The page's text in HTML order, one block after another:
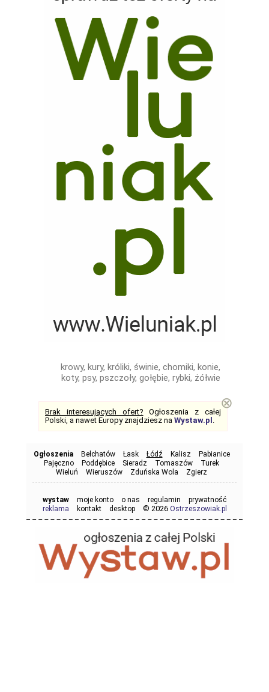
krowy, kury, króliki, świnie, chomiki, konie,
koty, psy, pszczoły, gołębie, rybki, żółwie
Brak interesujących ofert? Ogłoszenia z całej
Polski, a nawet Europy znajdziesz na Wystaw.pl .
⊗
Ogłoszenia Bełchatów Łask Łódź Kalisz
Pabianice
Pajęczno
Poddębice Sieradz Tomaszów
Turek
Wieluń
Wieruszów Zduńska Wola Zgierz
wystaw moje konto o nas regulamin
prywatność
reklama
kontakt desktop © 2026 Ostrzeszowiak.pl